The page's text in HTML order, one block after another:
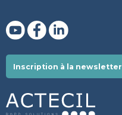
Inscription à la newsletter